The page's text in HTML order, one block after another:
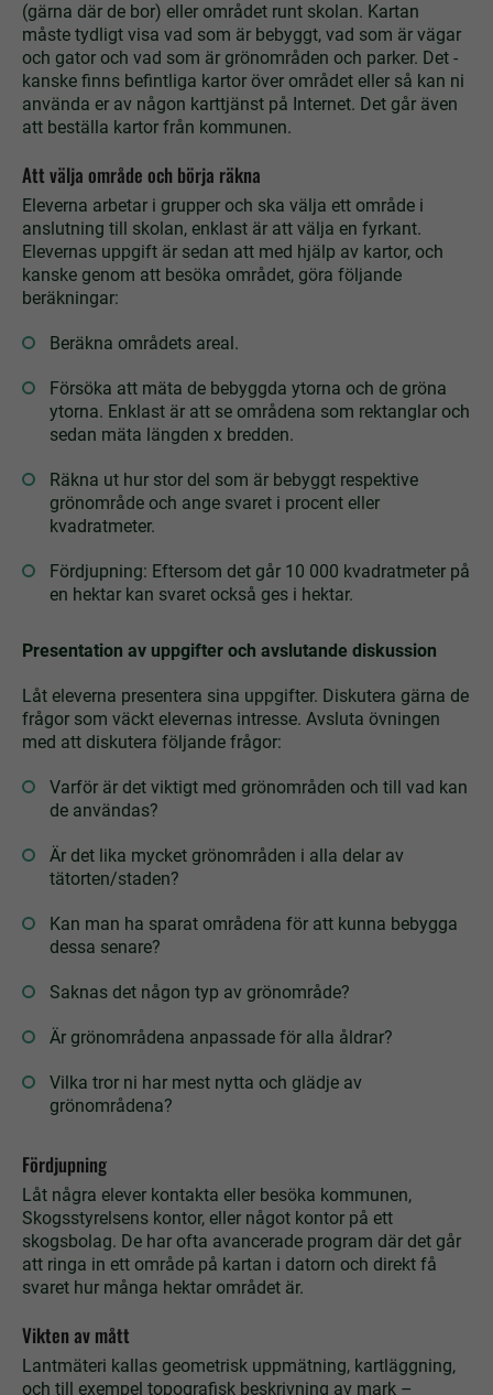
(gärna där de bor) eller området runt skolan. Kartan
måste tydligt visa vad som är bebyggt, vad som är vägar
och gator och vad som är grönområden och parker. Det ­
kanske finns befintliga kartor över området eller så kan ni
använda er av ­någon karttjänst på Internet. Det går även
att beställa kartor från ­kommu­nen.
Att välja område och börja räkna
Eleverna arbetar i grupper och ska välja ett område i
anslutning till skolan, enklast är att välja en fyrkant.
Elevernas uppgift är sedan att med hjälp av kartor, och
kanske genom att besöka området, göra följande
beräkningar:
Beräkna områdets areal.
Försöka att mäta de bebyggda ytorna och de gröna
ytorna. Enklast är att se områdena som rektanglar och
sedan mäta längden x bredden.
Räkna ut hur stor del som är bebyggt respektive
grönområde och ange svaret i procent eller
kvadratmeter.
Fördjupning: Eftersom det går 10 000 kvadratmeter på
en hektar kan svaret också ges i hektar.
Presentation av uppgifter och avslutande diskussion
Låt eleverna presentera sina uppgifter. Diskutera gärna de
frågor som väckt elevernas intresse. Avsluta övningen
med att diskutera följande frågor:
Varför är det viktigt med grönområden och till vad kan
de användas?
Är det lika mycket grönområden i alla delar av
tätorten/staden?
Kan man ha sparat områdena för att kunna bebygga
dessa senare?
Saknas det någon typ av grönområde?
Är grönområdena anpassade för alla åldrar?
Vilka tror ni har mest nytta och glädje av
grönområdena?
Fördjupning
Låt några elever kontakta eller besöka kommunen,
Skogsstyrelsens kontor, eller något ­kontor på ett
skogsbolag. De har ofta avancerade program där det går
att ringa in ett område på kartan i datorn och direkt få
svaret hur många hektar området är.
Vikten av mått
Lantmäteri kallas geometrisk uppmätning, kartläggning,
och till exempel topografisk beskrivning av mark –